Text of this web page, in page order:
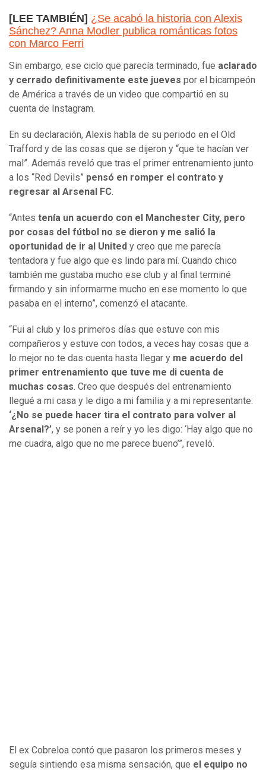
[LEE TAMBIÉN] ¿Se acabó la historia con Alexis
Sánchez? Anna Modler publica románticas fotos
con Marco Ferri
Sin embargo, ese ciclo que parecía terminado, fue aclarado
y cerrado definitivamente este jueves por el bicampeón
de América a través de un video que compartió en su
cuenta de Instagram.
En su declaración, Alexis habla de su periodo en el Old
Trafford y de las cosas que se dijeron y “que te hacían ver
mal”. Además reveló que tras el primer entrenamiento junto
a los “Red Devils” pensó en romper el contrato y
regresar al Arsenal FC.
“Antes tenía un acuerdo con el Manchester City, pero
por cosas del fútbol no se dieron y me salió la
oportunidad de ir al United y creo que me parecía
tentadora y fue algo que es lindo para mí. Cuando chico
también me gustaba mucho ese club y al final terminé
firmando y sin informarme mucho en ese momento lo que
pasaba en el interno”, comenzó el atacante.
“Fui al club y los primeros días que estuve con mis
compañeros y estuve con todos, a veces hay cosas que a
lo mejor no te das cuenta hasta llegar y me acuerdo del
primer entrenamiento que tuve me di cuenta de
muchas cosas. Creo que después del entrenamiento
llegué a mi casa y le digo a mi familia y a mi representante:
‘¿No se puede hacer tira el contrato para volver al
Arsenal?’, y se ponen a reír y yo les digo: ‘Hay algo que no
me cuadra, algo que no me parece bueno’”, reveló.
El ex Cobreloa contó que pasaron los primeros meses y
seguía sintiendo esa misma sensación, que el equipo no